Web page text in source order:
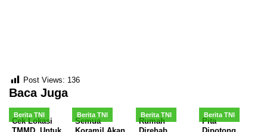
Post Views: 136
Baca Juga
Berita TNI
Cek Lokasi
Berita TNI
Semua
Berita TNI
Rumah
Berita TNI
Pita